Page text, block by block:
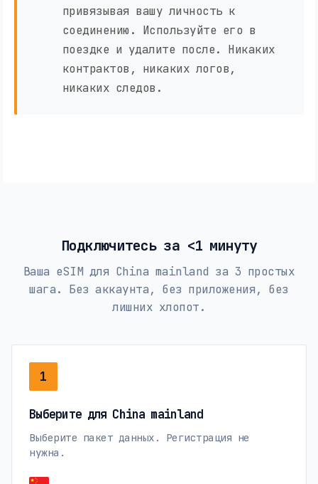
привязывая вашу личность к
соединению. Используйте его в
поездке и удалите после. Никаких
контрактов, никаких логов,
никаких следов.
Подключитесь за <1 минуту
Ваша eSIM для China mainland за 3 простых
шага. Без аккаунта, без приложения, без
лишних хлопот.
1
Выберите для China mainland
Выберите пакет данных. Регистрация не
нужна.